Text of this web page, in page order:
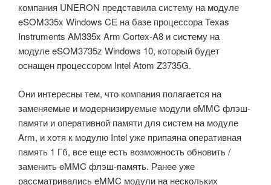
компания UNERON представила систему на модуле
eSOM335x Windows CE на базе процессора Texas
Instruments AM335x Arm Cortex-A8 и систему на
модуле eSOM3735z Windows 10, который будет
оснащен процессором Intel Atom Z3735G.
Они интересны тем, что компания полагается на
заменяемые и модернизируемые модули eMMC флэш-
памяти и оперативной памяти для систем на модуле
Arm, и хотя к модулю Intel уже припаяна оперативная
память 1 Гб, все еще есть возможность обновить /
заменить eMMC флэш-память. Ранее уже
рассматривались eMMC модули на нескольких